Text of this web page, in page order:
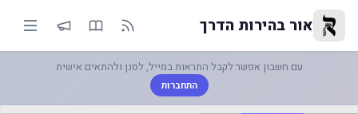
הארת השבת "בהר בחוקותי"
אור בהירות הדרך
עם חשבון אפשר לקבל התראות במייל, לסנן ולהתאים אישית
התחברות